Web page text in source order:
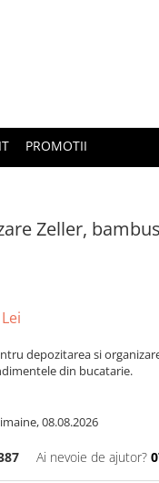
PROMOTII
Zeller,
depozitarea si
din bucatarie.
08.08.2026
Ai nevoie de ajutor?